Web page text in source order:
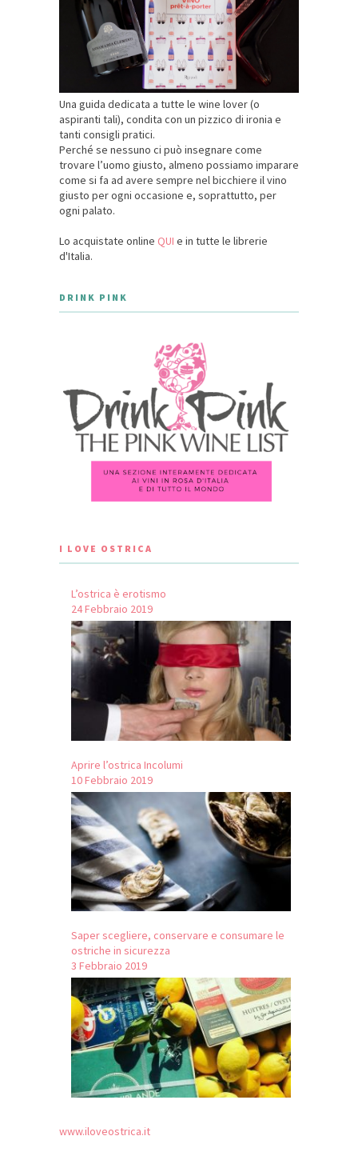
Una guida dedicata a tutte le wine lover (o
aspiranti tali), condita con un pizzico di ironia e
tanti consigli pratici.
Perché se nessuno ci può insegnare come
trovare l’uomo giusto, almeno possiamo imparare
come si fa ad avere sempre nel bicchiere il vino
giusto per ogni occasione e, soprattutto, per
ogni palato.
Lo acquistate online QUI e in tutte le librerie
d'Italia.
DRINK PINK
I LOVE OSTRICA
L’ostrica è erotismo
24 Febbraio 2019
Aprire l’ostrica Incolumi
10 Febbraio 2019
Saper scegliere, conservare e consumare le
ostriche in sicurezza
3 Febbraio 2019
www.iloveostrica.it